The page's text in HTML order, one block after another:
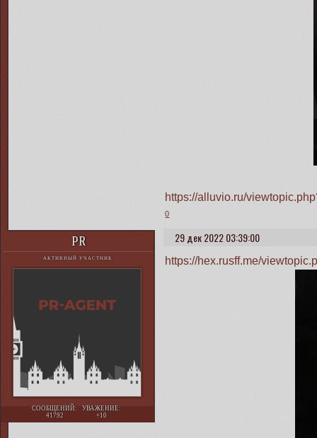
https://alluvio.ru/
0
29 дек 2022 03:39:00
PR
АКТИВНЫЙ УЧАСТНИК
СООБЩЕНИЙ:
41792
УВАЖЕНИЕ:
+10
https://hex.rusff.me/